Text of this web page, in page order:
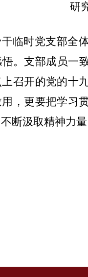
研
临时党支部全
。支部成员一
召开的党的十
，更要把学习
断汲取精神力